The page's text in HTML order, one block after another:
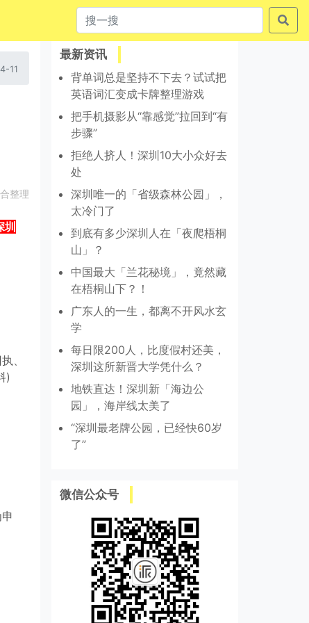
11
整理
圳
、
)
最新资讯
背单词总是坚持不下去？试试把
英语词汇变成卡牌整理游戏
把手机摄影从“靠感觉”拉回到“有
步骤”
拒绝人挤人！深圳10大小众好去
处
深圳唯一的「省级森林公园」，
太冷门了
到底有多少深圳人在「夜爬梧桐
山」？
中国最大「兰花秘境」，竟然藏
在梧桐山下？！
广东人的一生，都离不开风水玄
学
每日限200人，比度假村还美，
深圳这所新晋大学凭什么？
地铁直达！深圳新「海边公
园」，海岸线太美了
“深圳最老牌公园，已经快60岁
了”
微信公众号